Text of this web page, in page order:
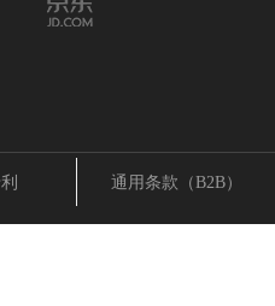
通用条款（B2B）